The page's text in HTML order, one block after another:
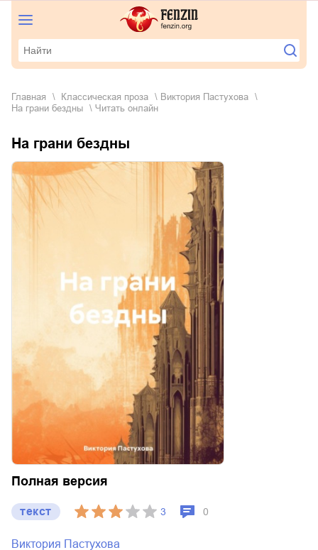
Главная классическая проза
Виктория Пастухова
На грани бездны
Читать онлайн
На грани бездны
Полная версия
текст 3 0
Виктория Пастухова